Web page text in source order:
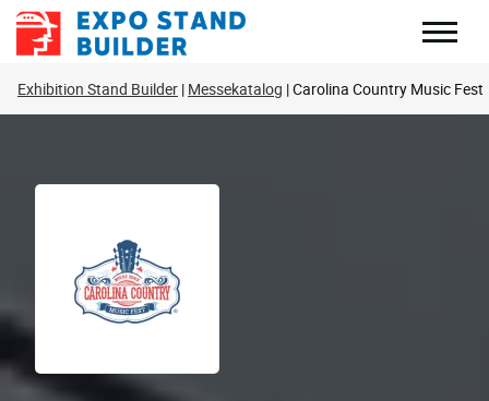
Zum
Inhalt
Exhibition Stand Builder Messekatalog Carolina Country Music Fest